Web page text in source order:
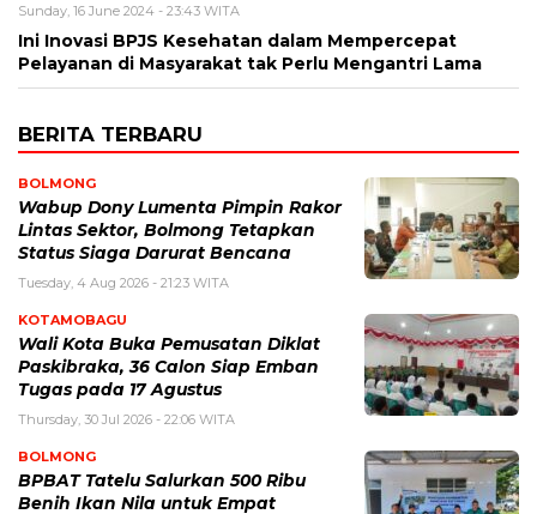
Sunday, 16 June 2024 - 23:43 WITA
Ini Inovasi BPJS Kesehatan dalam Mempercepat
Pelayanan di Masyarakat tak Perlu Mengantri Lama
BERITA TERBARU
BOLMONG
Wabup Dony Lumenta Pimpin Rakor
Lintas Sektor, Bolmong Tetapkan
Status Siaga Darurat Bencana
Tuesday, 4 Aug 2026 - 21:23 WITA
KOTAMOBAGU
Wali Kota Buka Pemusatan Diklat
Paskibraka, 36 Calon Siap Emban
Tugas pada 17 Agustus
Thursday, 30 Jul 2026 - 22:06 WITA
BOLMONG
BPBAT Tatelu Salurkan 500 Ribu
Benih Ikan Nila untuk Empat